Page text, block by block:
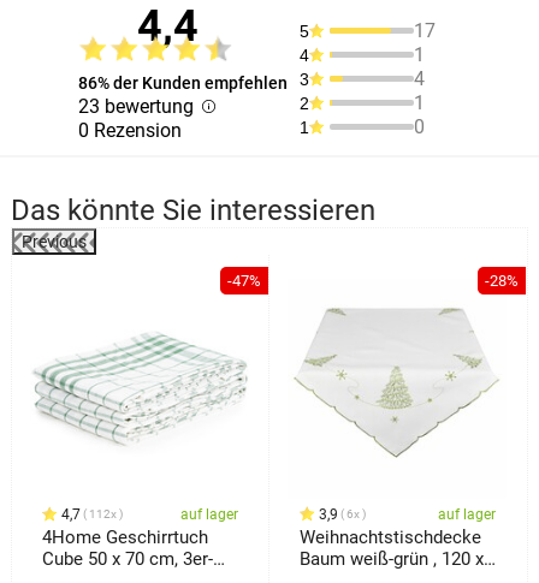
4,4
86% der Kunden empfehlen
23 bewertung
0 Rezension
5 17
4 1
3 4
2 1
1 0
Das könnte Sie interessieren
Previous
-47%
4,7 112x auf lager
4Home Geschirrtuch
Cube 50 x 70 cm, 3er-
-28%
3,9 6x auf lager
Weihnachtstischdecke
Baum weiß-grün , 120 x